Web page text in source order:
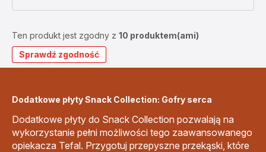
Ten produkt jest zgodny z 10 produktem(ami)
Sprawdź zgodność
Dodatkowe płyty Snack Collection: Gofry serca
Dodatkowe płyty do Snack Collection pozwalają na
wykorzystanie pełni możliwości tego zaawansowanego
opiekacza Tefal. Przygotuj przepyszne przekąski, które